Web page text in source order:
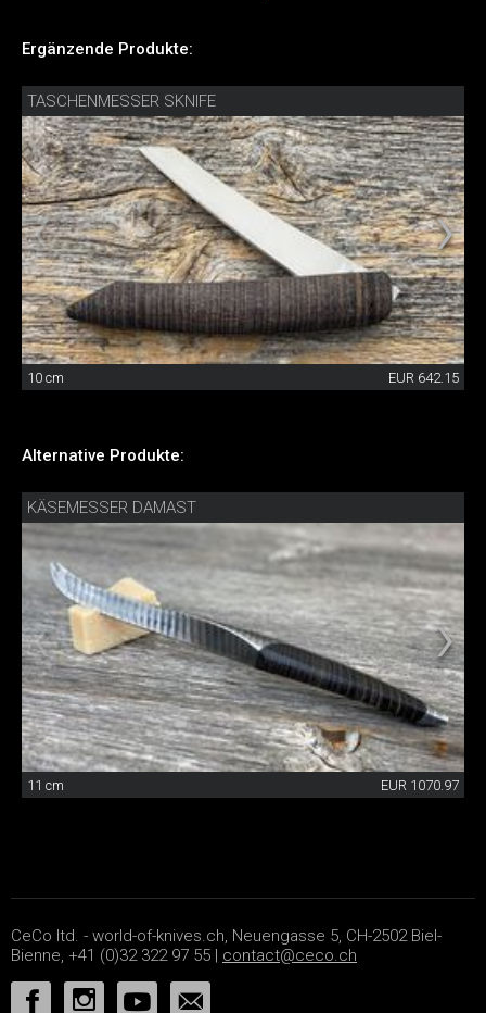
Ergänzende Produkte:
TASCHENMESSER SKNIFE
10 cm EUR 642.15
Alternative Produkte:
KÄSEMESSER DAMAST
11 cm EUR 1070.97
CeCo ltd. - world-of-knives.ch, Neuengasse 5, CH-2502 Biel-
Bienne, +41 (0)32 322 97 55 | contact@ceco.ch